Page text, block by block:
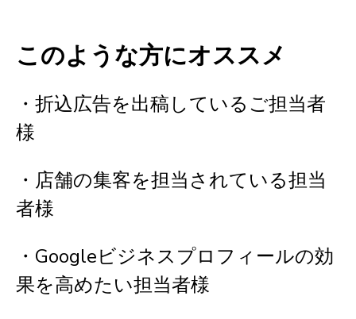
このような方にオススメ
・折込広告を出稿しているご担当者
様
・店舗の集客を担当されている担当
者様
・Googleビジネスプロフィールの効
果を高めたい担当者様